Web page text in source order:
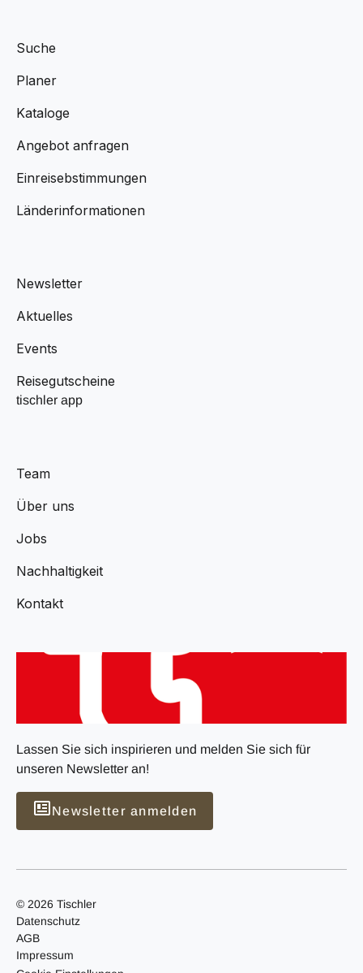
Suche
Planer
Kataloge
Angebot anfragen
Einreisebstimmungen
Länderinformationen
Newsletter
Aktuelles
Events
Reisegutscheine
tischler app
Team
Über uns
Jobs
Nachhaltigkeit
Kontakt
Lassen Sie sich inspirieren und melden Sie sich für
unseren Newsletter an!
Newsletter anmelden
© 2026 Tischler
Datenschutz
AGB
Impressum